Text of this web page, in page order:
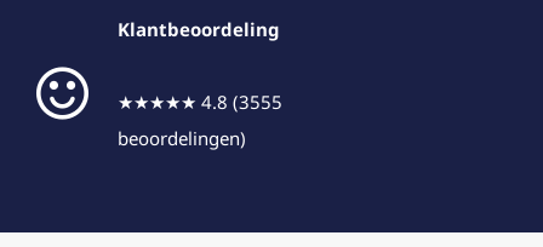
Klantbeoordeling
★★★★★ 4.8 (3555
beoordelingen)